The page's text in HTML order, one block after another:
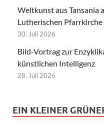
Weltkunst aus Tansania
Lutherischen Pfarrkirche
30. Juli 2026
Bild-Vortrag zur
künstlichen Intelligenz
28. Juli 2026
EIN KLEINER